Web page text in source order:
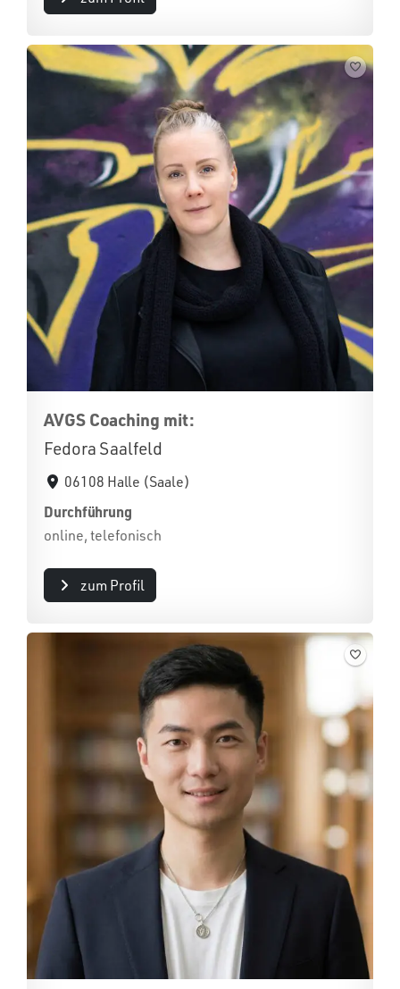
AVGS Coaching mit:
Fedora Saalfeld
06108 Halle (Saale)
Durchführung
online, telefonisch
zum Profil